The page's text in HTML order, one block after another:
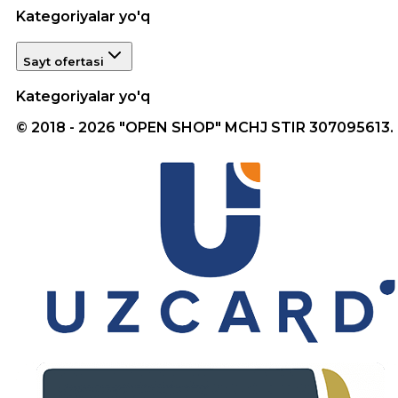
Kategoriyalar yo'q
Sayt ofertasi
Kategoriyalar yo'q
© 2018 - 2026 "OPEN SHOP" MCHJ STIR 307095613.